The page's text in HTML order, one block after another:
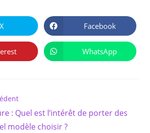
CE
CONTENU
X Ouvrir
dans
une
autre
fenêtre
Facebook
Ouvrir
dans
WhatsApp
: Quel est l’intérêt de porter des
modèle choisir ?